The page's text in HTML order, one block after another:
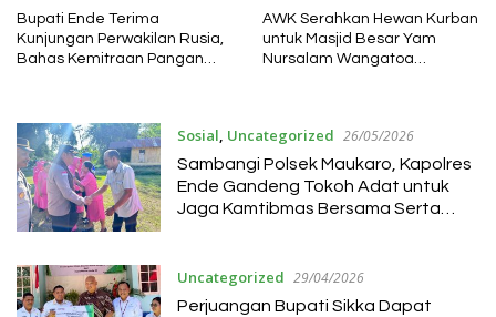
Bupati Ende Terima
Kunjungan Perwakilan Rusia,
Bahas Kemitraan Pangan
AWK Serahkan Hewan Kurban
untuk Masjid Besar Yam
Nursalam Wangatoa
Sosial, Uncategorized 26/05/2026
Sambangi Polsek Maukaro, Kapolres
Ende Gandeng Tokoh Adat untuk
Jaga Kamtibmas Bersama Serta
Uncategorized 29/04/2026
Perjuangan Bupati Sikka Dapat